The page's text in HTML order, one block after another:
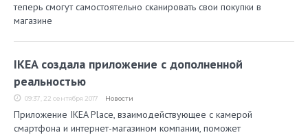
теперь смогут самостоятельно сканировать свои покупки в
магазине
IKEA создала приложение с дополненной
реальностью
09:37, 22 сентября 2017 Новости
Приложение IKEA Place, взаимодействующее с камерой
смартфона и интернет-магазином компании, поможет